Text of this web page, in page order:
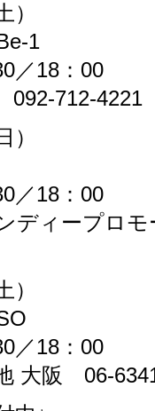
）
1
／18：00
092-712-4221
）
／18：00
ディープロ
）
／18：00
大阪 06-